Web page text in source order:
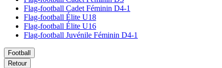
Flag-football Cadet Féminin D4-1
Flag-football Élite U18
Flag-football Élite U16
Flag-football Juvénile Féminin D4-1
Football
Retour